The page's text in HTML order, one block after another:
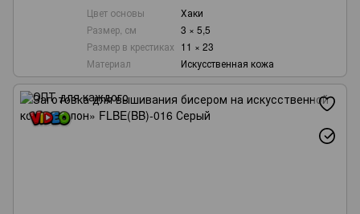
Цвет основы
Хаки
Размер, см
3 × 5,5
Размер в крестиках 11 × 23
Материал
Искусственная кожа